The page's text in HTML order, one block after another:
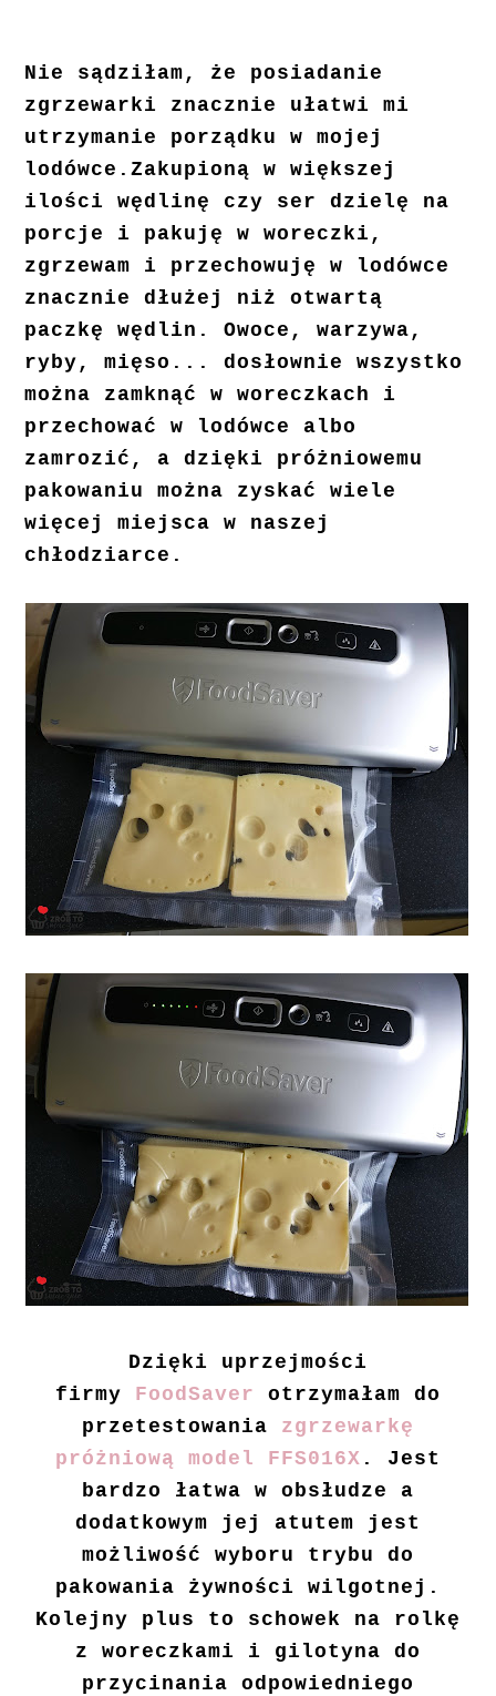
Nie sądziłam, że posiadanie
zgrzewarki znacznie ułatwi mi
utrzymanie porządku w mojej
lodówce.Zakupioną w większej
ilości wędlinę czy ser dzielę na
porcje i pakuję w woreczki,
zgrzewam i przechowuję w lodówce
znacznie dłużej niż otwartą
paczkę wędlin. Owoce, warzywa,
ryby, mięso... dosłownie wszystko
można zamknąć w woreczkach i
przechować w lodówce albo
zamrozić, a dzięki próżniowemu
pakowaniu można zyskać wiele
więcej miejsca w naszej
chłodziarce.
Dzięki uprzejmości
firmy FoodSaver otrzymałam do
przetestowania zgrzewarkę
próżniową model FFS016X . Jest
bardzo łatwa w obsłudze a
dodatkowym jej atutem jest
możliwość wyboru trybu do
pakowania żywności wilgotnej.
Kolejny plus to schowek na rolkę
z woreczkami i gilotyna do
przycinania odpowiedniego